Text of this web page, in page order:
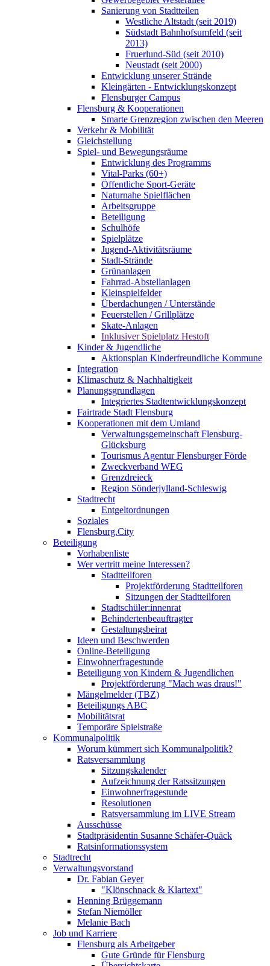
Sanierung von Stadtteilen
Westliche Altstadt (seit 2019)
Südstadt Bahnhofsumfeld (seit
2013)
Fruerlund-Süd (seit 2010)
Neustadt (seit 2000)
Entwicklung unserer Strände
Kleingärten - Entwicklungskonzept
Flensburger Campus
Flensburg & Kooperationen
Smarte Grenzregion zwischen den Meeren
Verkehr & Mobilität
Gleichstellung
Spiel- und Bewegungsräume
Entwicklung des Programms
Vital-Parks (60+)
Öffentliche Sport-Geräte
Naturnahe Spielflächen
Arbeitsgruppe
Beteiligung
Schulhöfe
Spielplätze
Jugend-Aktivitätsräume
Stadt-Strände
Grünanlagen
Fahrrad-Abstellanlagen
Kleinspielfelder
Überdachungen / Unterstände
Feuerstellen / Grillplätze
Skate-Anlagen
Inklusiver Spielplatz Hestoft
Kinder & Jugendliche
Aktionsplan Kinderfreundliche Kommune
Integration
Klimaschutz & Nachhaltigkeit
Planungsgrundlagen
Integriertes Stadtentwicklungskonzept
Fairtrade Stadt Flensburg
Kooperationen mit dem Umland
Verwaltungsgemeinschaft Flensburg-
Glücksburg
Tourismus Agentur Flensburger Förde
Zweckverband WEG
Grenzdreieck
Region Sönderjylland-Schleswig
Stadtrecht
Entgeltordnungen
Soziales
Flensburg.City
Beteiligung
Vorhabenliste
Wer vertritt meine Interessen?
Stadtteilforen
Projektförderung Stadtteilforen
Sitzungen der Stadtteilforen
Stadtschüler:innenrat
Behindertenbeauftragter
Gestaltungsbeirat
Ideen und Beschwerden
Online-Beteiligung
Einwohnerfragestunde
Beteiligung von Kindern & Jugendlichen
Projektförderung "Mach was draus!"
Mängelmelder (TBZ)
Beteiligungs ABC
Mobilitätsrat
Temporäre Spielstraße
Kommunalpolitik
Worum kümmert sich Kommunalpolitik?
Ratsversammlung
Sitzungskalender
Aufzeichnung der Ratssitzungen
Einwohnerfragestunde
Resolutionen
Ratsversammlung im LIVE Stream
Ausschüsse
Stadtpräsidentin Susanne Schäfer-Quäck
Ratsinformationssystem
Stadtrecht
Verwaltungsvorstand
Dr. Fabian Geyer
"Klönschnack & Klartext"
Henning Brüggemann
Stefan Niemöller
Melanie Bach
Job und Karriere
Flensburg als Arbeitgeber
Gute Gründe für Flensburg